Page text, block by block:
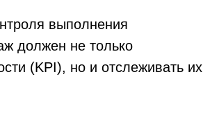
выполнения
должен не только
(KPI), но и отслеживать их